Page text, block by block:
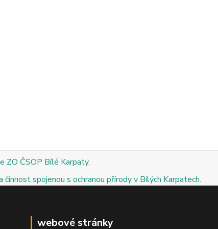
ZO ČSOP Bílé Karpaty.
spojenou s ochranou přírody v Bílých Karpatech.
webové stránky